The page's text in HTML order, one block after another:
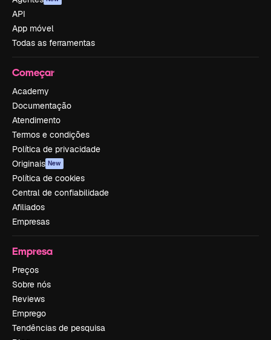
API
App móvel
Todas as ferramentas
Começar
Academy
Documentação
Atendimento
Termos e condições
Política de privacidade
Originais New
Política de cookies
Central de confiabilidade
Afiliados
Empresas
Empresa
Preços
Sobre nós
Reviews
Emprego
Tendências de pesquisa